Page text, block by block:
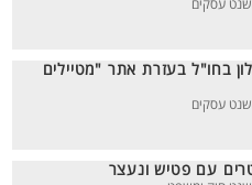
בחו"ל בעזרת אתר "מטיילים
עם פטיש ונעצר